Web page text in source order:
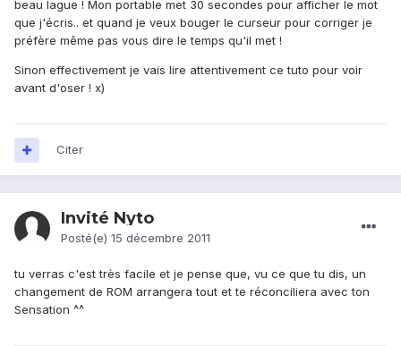
beau lague ! Mon portable met 30 secondes pour afficher le mot
que j'écris.. et quand je veux bouger le curseur pour corriger je
préfère même pas vous dire le temps qu'il met !
Sinon effectivement je vais lire attentivement ce tuto pour voir
avant d'oser ! x)
Citer
Invité Nyto
Posté(e) 15 décembre 2011
tu verras c'est très facile et je pense que, vu ce que tu dis, un
changement de ROM arrangera tout et te réconciliera avec ton
Sensation ^^